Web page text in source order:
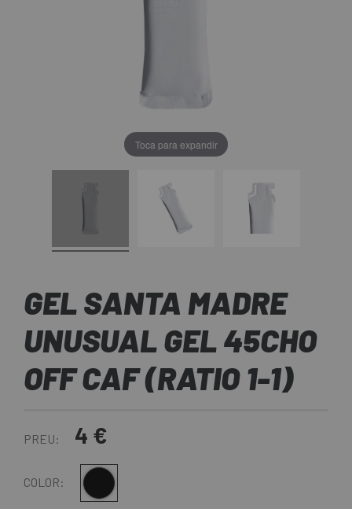
Toca para expandir
GEL SANTA MADRE
UNUSUAL GEL 45CHO
OFF CAF (RATIO 1-1)
PREU: 4 €
COLOR: Multi